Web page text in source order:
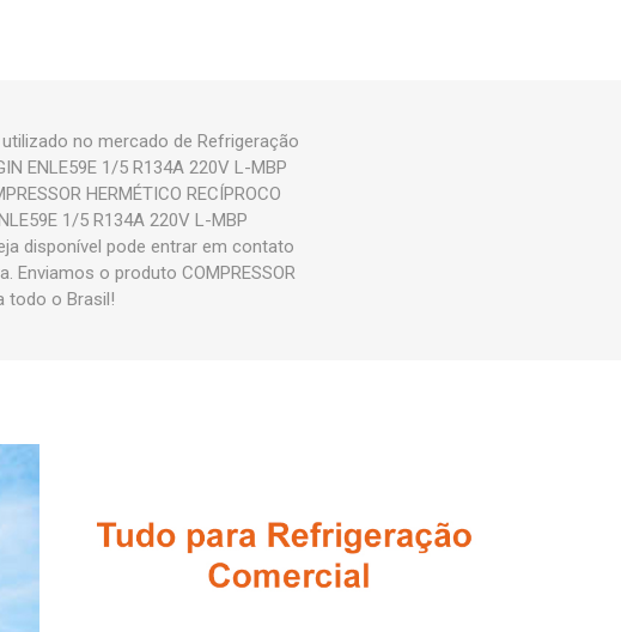
utilizado no mercado de Refrigeração
ENLE59E 1/5 R134A 220V L-MBP
HERMÉTICO RECÍPROCO
1/5 R134A 220V L-MBP
disponível pode entrar em contato
o produto COMPRESSOR
todo o Brasil!